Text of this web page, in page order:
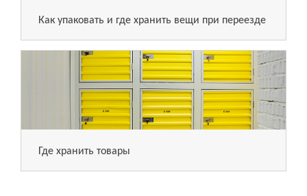
Как упаковать и где хранить вещи при переезде
Где хранить товары